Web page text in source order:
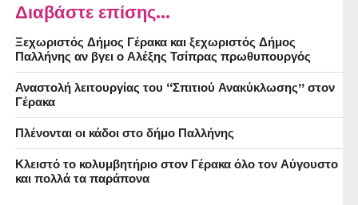
Διαβάστε επίσης...
Ξεχωριστός Δήμος Γέρακα και ξεχωριστός Δήμος
Παλλήνης αν βγει ο Αλέξης Τσίπρας πρωθυπουργός
Αναστολή λειτουργίας του “Σπιτιού Ανακύκλωσης” στον
Γέρακα
Πλένονται οι κάδοι στο δήμο Παλλήνης
Κλειστό το κολυμβητήριο στον Γέρακα όλο τον Αύγουστο
και πολλά τα παράπονα